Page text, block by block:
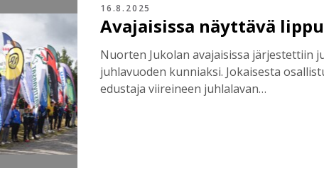
16.8.2025
Avajaisissa näyttävä
Nuorten Jukolan avajaisissa järjestettiin
juhlavuoden kunniaksi. Jokaisesta
edustaja viireineen juhlalavan…